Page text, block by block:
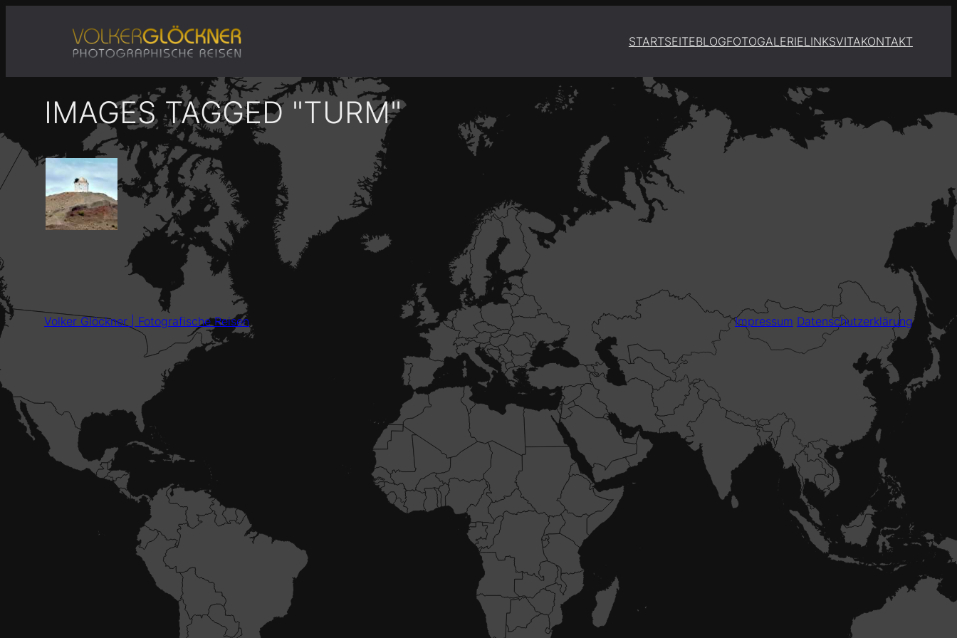
STARTSEITEBLOGFOTOGALERIELINKSVITAKONTAKT
IMAGES TAGGED "TURM"
Volker Glöckner | Fotografische Reisen Impressum Datenschutzerklärung